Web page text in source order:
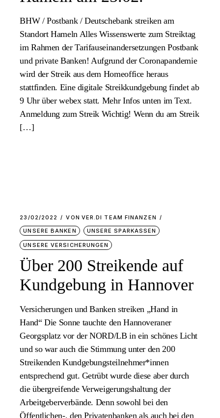
BHW / Postbank / Deutschebank streiken am
Standort Hameln Alles Wissenswerte zum Streiktag
im Rahmen der Tarifauseinandersetzungen Postbank
und private Banken! Aufgrund der Coronapandemie
wird der Streik aus dem Homeoffice heraus
stattfinden. Eine digitale Streikkundgebung findet ab
9 Uhr über webex statt. Mehr Infos unten im Text.
Anmeldung zum Streik Wichtig! Wenn du am Streik
[…]
23/02/2022 VON VER.DI TEAM FINANZEN
UNSERE BANKEN
UNSERE SPARKASSEN
UNSERE VERSICHERUNGEN
Über 200 Streikende auf
Kundgebung in Hannover
Versicherungen und Banken streiken „Hand in
Hand“ Die Sonne tauchte den Hannoveraner
Georgsplatz vor der NORD/LB in ein schönes Licht
und so war auch die Stimmung unter den 200
Streikenden Kundgebungsteilnehmer*innen
entsprechend gut. Getrübt wurde diese aber durch
die übergreifende Verweigerungshaltung der
Arbeitgeberverbände. Denn sowohl bei den
Öffentlichen-, den Privatenbanken als auch bei den